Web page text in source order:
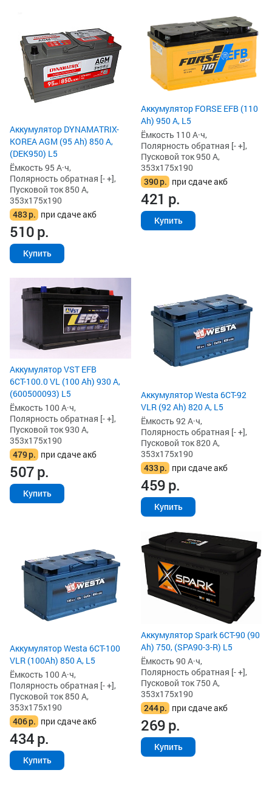
Аккумулятор DYNAMATRIX-
KOREA AGM (95 Ah) 850 А,
(DEK950) L5
Ёмкость 95 А·ч,
Полярность обратная [- +],
Пусковой ток 850 А,
353x175x190
483р. при сдаче акб
510р.
Купить
Аккумулятор FORSE EFB (110
Ah) 950 А, L5
Ёмкость 110 А·ч,
Полярность обратная [- +],
Пусковой ток 950 А,
353x175x190
390р. при сдаче акб
421 р.
Купить
Аккумулятор VST EFB
6СТ-100.0 VL (100 Ah) 930 А,
(600500093) L5
Ёмкость 100 А·ч,
Полярность обратная [- +],
Пусковой ток 930 А,
353x175x190
479р. при сдаче акб
507р.
Купить
Аккумулятор Westa 6СТ-92
VLR (92 Ah) 820 А, L5
Ёмкость 92 А·ч,
Полярность обратная [- +],
Пусковой ток 820 А,
353x175x190
433р. при сдаче акб
459р.
Купить
Аккумулятор Westa 6СТ-100
VLR (100Ah) 850 А, L5
Ёмкость 100 А·ч,
Полярность обратная [- +],
Пусковой ток 850 А,
353x175x190
406р. при сдаче акб
434р.
Купить
Аккумулятор Spark 6СТ-90 (90
Ah) 750, (SPA90-3-R) L5
Ёмкость 90 А·ч,
Полярность обратная [- +],
Пусковой ток 750 А,
353x175x190
244р. при сдаче акб
269р.
Купить